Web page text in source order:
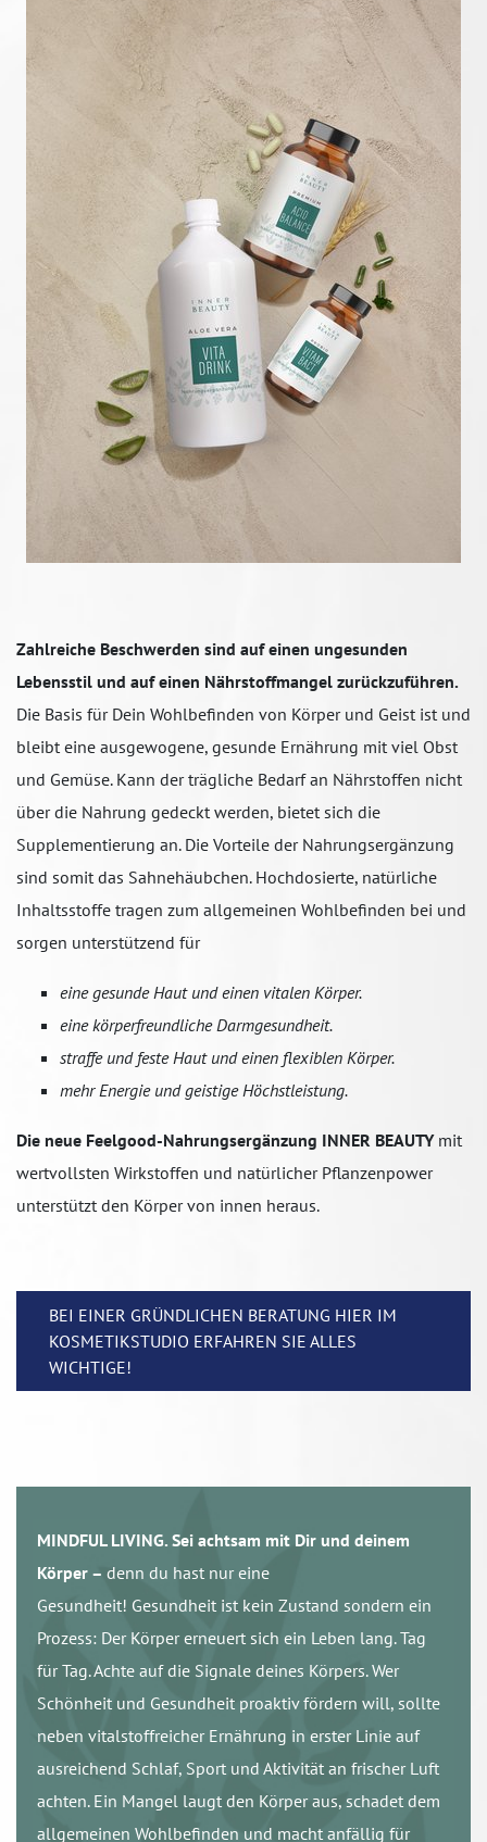
Zahlreiche Beschwerden sind auf einen ungesunden
Lebensstil und auf einen Nährstoffmangel zurückzuführen.
Die Basis für Dein Wohlbefinden von Körper und Geist ist und
bleibt eine ausgewogene, gesunde Ernährung mit viel Obst
und Gemüse. Kann der trägliche Bedarf an Nährstoffen nicht
über die Nahrung gedeckt werden, bietet sich die
Supplementierung an. Die Vorteile der Nahrungsergänzung
sind somit das Sahnehäubchen. Hochdosierte, natürliche
Inhaltsstoffe tragen zum allgemeinen Wohlbefinden bei und
sorgen unterstützend für
eine gesunde Haut und einen vitalen Körper.
eine körperfreundliche Darmgesundheit.
straffe und feste Haut und einen flexiblen Körper.
mehr Energie und geistige Höchstleistung.
Die neue Feelgood-Nahrungsergänzung INNER BEAUTYmit
wertvollsten Wirkstoffen und natürlicher Pflanzenpower
unterstützt den Körper von innen heraus.
BEI EINER GRÜNDLICHEN BERATUNG HIER IM
KOSMETIKSTUDIO ERFAHREN SIE ALLES
WICHTIGE!
MINDFUL LIVING. Sei achtsam mit Dir und deinem
Körper – denn du hast nur eine
Gesundheit! Gesundheit ist kein Zustand sondern ein
Prozess: Der Körper erneuert sich ein Leben lang. Tag
für Tag. Achte auf die Signale deines Körpers. Wer
Schönheit und Gesundheit proaktiv fördern will, sollte
neben vitalstoffreicher Ernährung in erster Linie auf
ausreichend Schlaf, Sport und Aktivität an frischer Luft
achten. Ein Mangel laugt den Körper aus, schadet dem
allgemeinen Wohlbefinden und macht anfällig für